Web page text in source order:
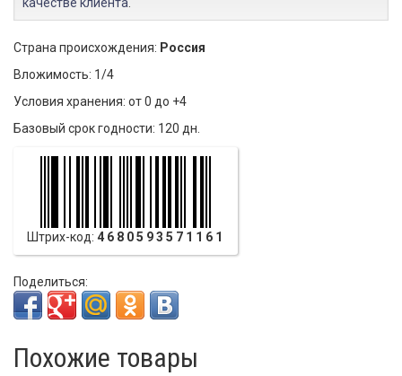
Страна происхождения: Россия
Вложимость: 1/4
Условия хранения: от 0 до +4
Базовый срок годности: 120 дн.
Штрих-код: 4680593571161
Поделиться:
Похожие товары